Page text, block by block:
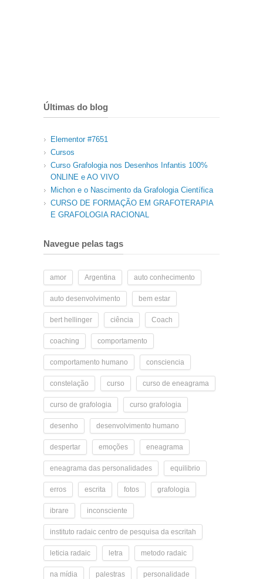
Últimas do blog
Elementor #7651
Cursos
Curso Grafologia nos Desenhos Infantis 100%
ONLINE e AO VIVO
Michon e o Nascimento da Grafologia Científica
CURSO DE FORMAÇÃO EM GRAFOTERAPIA
E GRAFOLOGIA RACIONAL
Navegue pelas tags
amor Argentina auto conhecimento
auto desenvolvimento bem estar
bert hellinger ciência Coach
coaching comportamento
comportamento humano consciencia
constelação curso curso de eneagrama
curso de grafologia curso grafologia
desenho desenvolvimento humano
despertar emoções eneagrama
eneagrama das personalidades equilibrio
erros escrita fotos grafologia
ibrare inconsciente
instituto radaic centro de pesquisa da escritah
leticia radaic letra metodo radaic
na mídia palestras personalidade